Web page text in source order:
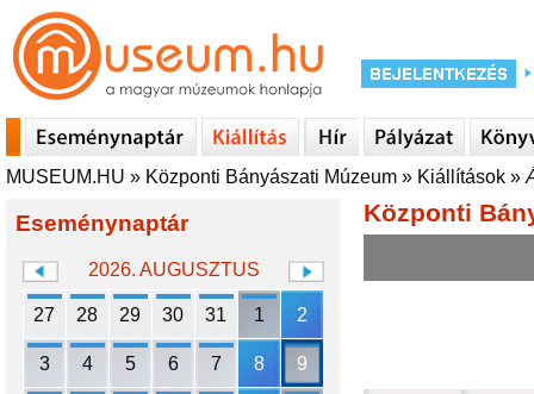
MUSEUM.HU » Központi Bányászati Múzeum » Kiállítások »
Eseménynaptár
2026. AUGUSZTUS
27 28 29 30 31 1 2
3 4 5 6 7 8 9
Központi